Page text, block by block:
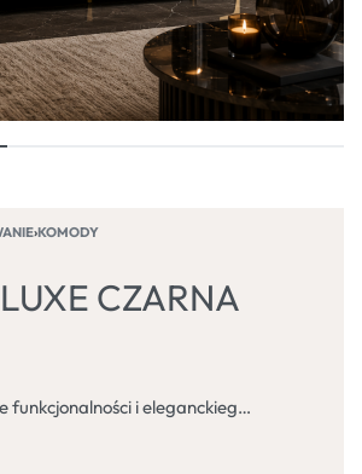
›KOMODY
CZARNA
Idealne połączenie funkcjonalności i eleganckiego, nowoczesnego stylu. Jej uniwersalny design doskonale dopasuje się do każdego wnętrza – od salonu i sypialni, po przedpokój czy biuro.